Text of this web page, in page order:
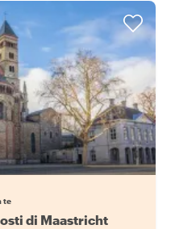
te
di Maastricht